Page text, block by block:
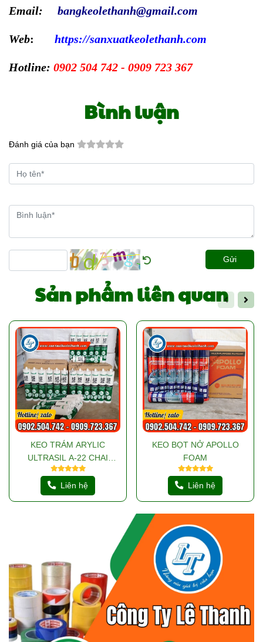
Email: bangkeolethanh@gmail.com
Web: https://sanxuatkeolethanh.com
Hotline: 0902 504 742 - 0909 723 367
Bình luận
Đánh giá của bạn
Gửi
Sản phẩm liên quan
KEO TRÁM ARYLIC
ULTRASIL A-22 CHAI
300GR
Liên hệ
KEO BỌT NỞ APOLLO
FOAM
Liên hệ